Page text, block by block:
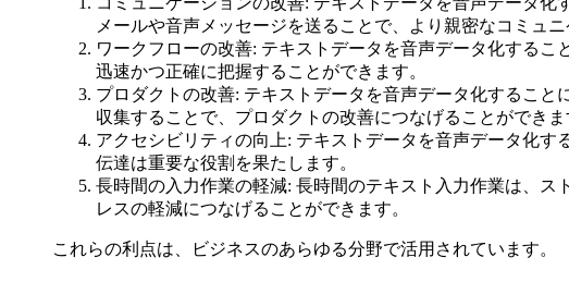
メールや音声メッセージを送ることで、より親密なコミュ
ワークフローの改善: テキストデータを音声データ化する
迅速かつ正確に把握することができます。
プロダクトの改善: テキストデータを音声データ化するこ
収集することで、プロダクトの改善につなげることができま
アクセシビリティの向上: テキストデータを音声データ化
伝達は重要な役割を果たします。
長時間の入力作業の軽減: 長時間のテキスト入力作業は、
レスの軽減につなげることができます。
これらの利点は、ビジネスのあらゆる分野で活用されています。